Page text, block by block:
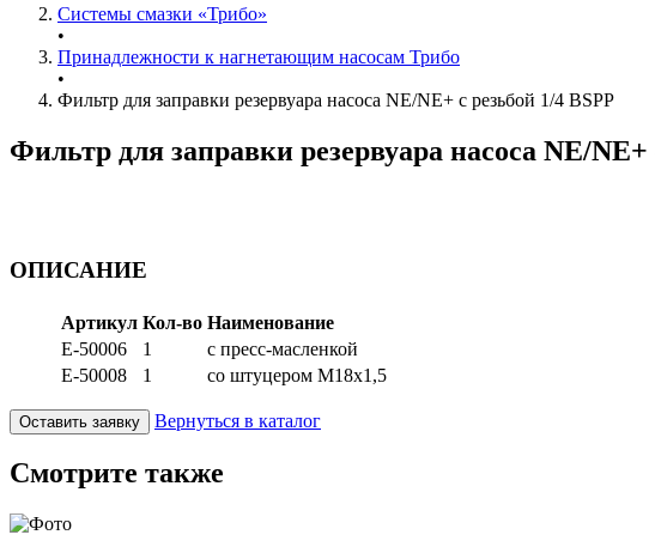
Системы смазки «Трибо»
•
Принадлежности к нагнетающим насосам Трибо
•
Фильтр для заправки резервуара насоса NE/NE+ с резьбой 1/4 BSPP
Фильтр для заправки резервуара насоса NE/NE+
ОПИСАНИЕ
Артикул Кол-во Наименование
E-50006
1
с пресс-масленкой
E-50008
1 со штуцером М18х1,5
Оставить заявку Вернуться в каталог
Смотрите также